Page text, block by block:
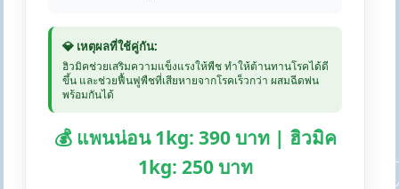
💎 เหตุผลที่ใช้คู่กัน:
ฮิวมิคช่วยเสริมความแข็งแรงให้พืช ทำให้ต้านทานโรคได้ดี
ขึ้น และช่วยฟื้นฟูพืชที่เสียหายจากโรคเร็วกว่า ผสมฉีดพ่น
พร้อมกันได้
💰 แพนน่อน 1kg: 390 บาท | ฮิวมิค
1kg: 250 บาท